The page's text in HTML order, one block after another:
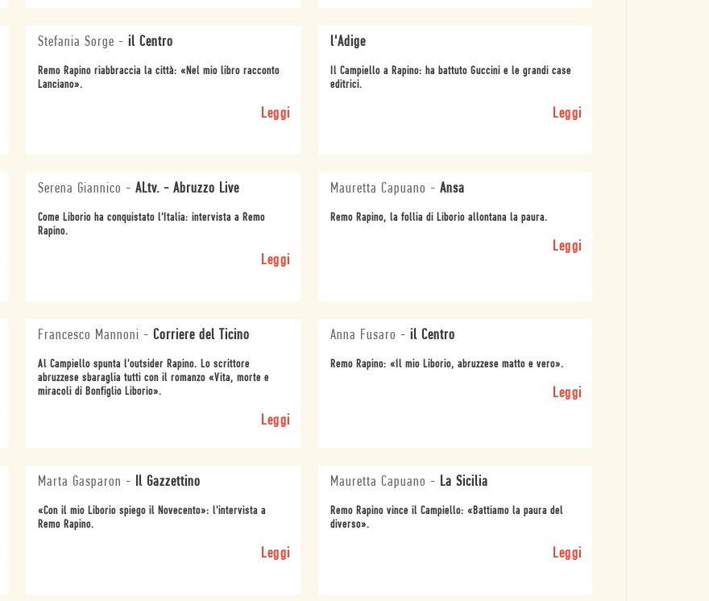
Stefania Sorge -il Centro
Remo Rapino riabbraccia la città: «Nel mio libro racconto
Lanciano».
Leggi
l'Adige
Il Campiello a Rapino: ha battuto Guccini e le grandi case
editrici.
Leggi
Serena Giannico -ALtv. - Abruzzo Live
Come Liborio ha conquistato l'Italia: intervista a Remo
Rapino.
Leggi
Mauretta Capuano - Ansa
Remo Rapino, la follia di Liborio allontana la paura.
Leggi
Francesco Mannoni -Corriere del Ticino
Al Campiello spunta l'outsider Rapino. Lo scrittore
abruzzese sbaraglia tutti con il romanzo «Vita, morte e
miracoli di Bonfiglio Liborio».
Leggi
Anna Fusaro - il Centro
Remo Rapino: «Il mio Liborio, abruzzese matto e vero».
Leggi
Marta Gasparon - Il Gazzettino
«Con il mio Liborio spiego il Novecento»: l'intervista a
Remo Rapino.
Leggi
Mauretta Capuano - La Sicilia
Remo Rapino vince il Campiello: «Battiamo la paura del
diverso».
Leggi